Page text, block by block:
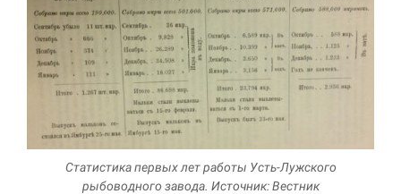
Статистика первых лет работы Усть-Лужского
рыбоводного завода. Источник: Вестник